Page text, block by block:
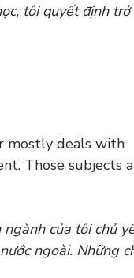
tôi quyết định
mostly deals with
Those subjects
của tôi chủ
ngoài. Những